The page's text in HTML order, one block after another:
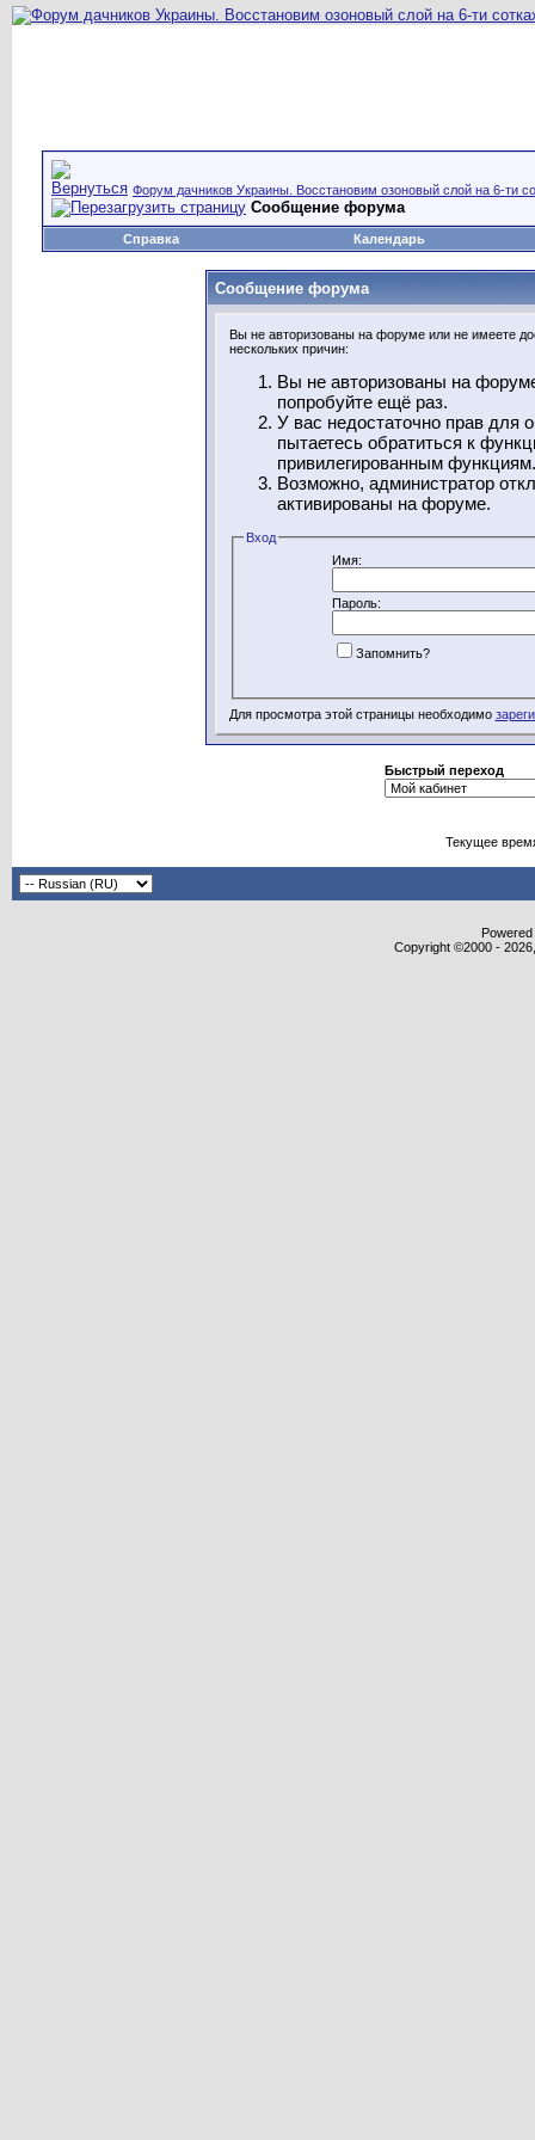
Форум дачников Украины. Восстановим озоновый слой на 6-ти
Сообщение форума
Справка Календарь
Сообщение форума
Вы не авторизованы на форуме или не имеете
нескольких причин:
Вы не авторизованы на
попробуйте ещё раз.
У вас недостаточно прав для
пытаетесь обратиться к
привилегированным функциям.
Возможно, администратор
активированы на форуме.
Вход
Имя:
Пароль:
Запомнить?
Для просмотра этой страницы необходимо
Быстрый переход
Текущее
Copyright ©2000 -